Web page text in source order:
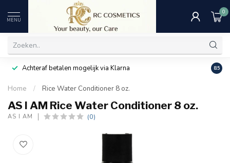
MENU
0
Achteraf betalen mogelijk via Klarna 8.5
Home / Rice Water Conditioner 8 oz.
AS I AM Rice Water Conditioner 8 oz.
AS I AM (0)